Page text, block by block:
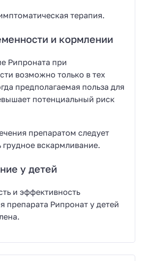
терапия.
и кормлении
Рипроната при
возможно только в тех
предполагаемая польза для
потенциальный риск
препаратом следует
грудное вскармливание.
у детей
и эффективность
препарата Рипронат у детей